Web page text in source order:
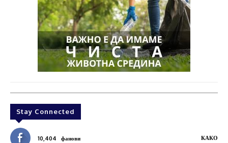
Stay Connected
10,404 фанови КАКО